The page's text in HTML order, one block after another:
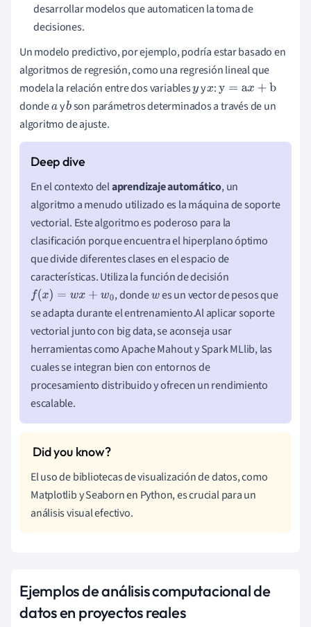
desarrollar modelos que automaticen la toma de
decisiones.
Un modelo predictivo, por ejemplo, podría estar basado en
algoritmos de regresión, como una regresión lineal que
modela la relación entre dos variablesy yx:y= ax +b
dondeaybson parámetros determinados a través de un
algoritmo de ajuste.
En el contexto delaprendizaje automático, un
algoritmo a menudo utilizado es la máquina de soporte
vectorial. Este algoritmo es poderoso para la
clasificación porque encuentra el hiperplano óptimo
que divide diferentes clases en el espacio de
características. Utiliza la función de decisión
f(x)=wx+ w0 , dondewes un vector de pesos que
se adapta durante el entrenamiento.Al aplicar soporte
vectorial junto con big data, se aconseja usar
herramientas como Apache Mahout y Spark MLlib, las
cuales se integran bien con entornos de
procesamiento distribuido y ofrecen un rendimiento
escalable.
El uso de bibliotecas de visualización de datos, como
Matplotlib y Seaborn en Python, es crucial para un
análisis visual efectivo.
Ejemplos de análisis computacional de
datos en proyectos reales